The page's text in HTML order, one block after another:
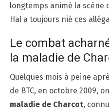
longtemps animé la scène
Hal a toujours nié ces
Le combat
la maladie de
Quelques mois à peine
de BTC, en octobre 2009,
maladie de Charcot,